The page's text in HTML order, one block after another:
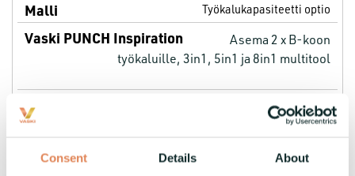
Consent Details About
Työkalukapasiteetti optio
Asema 2 x B-koon
työkaluille, 3in1, 5in1 ja 8in1 multitool
Asema 2 x B-koon
työkaluille, 3in1, 5in1 ja 8in1 multitool